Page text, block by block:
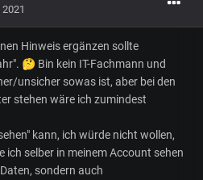
Hinweis ergänzen sollte
🤔 Bin kein IT-Fachmann und
unsicher sowas ist, aber bei den
stehen wäre ich zumindest
kann, ich würde nicht wollen,
ich selber in meinem Account sehen
sondern auch